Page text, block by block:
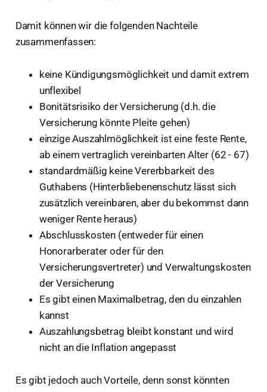
R
=
1.
5
0
E
U
R
Damit können wir die folgenden Nachteile
zusammenfassen:
keine Kündigungsmöglichkeit und damit extrem
unflexibel
Bonitätsrisiko der Versicherung (d.h. die
Versicherung könnte Pleite gehen)
einzige Auszahlmöglichkeit ist eine feste Rente,
ab einem vertraglich vereinbarten Alter (62 - 67)
standardmäßig keine Vererbbarkeit des
Guthabens (Hinterbliebenenschutz lässt sich
zusätzlich vereinbaren, aber du bekommst dann
weniger Rente heraus)
Abschlusskosten (entweder für einen
Honorarberater oder für den
Versicherungsvertreter) und Verwaltungskosten
der Versicherung
Es gibt einen Maximalbetrag, den du einzahlen
kannst
Auszahlungsbetrag bleibt konstant und wird
nicht an die Inflation angepasst
Es gibt jedoch auch Vorteile, denn sonst könnten